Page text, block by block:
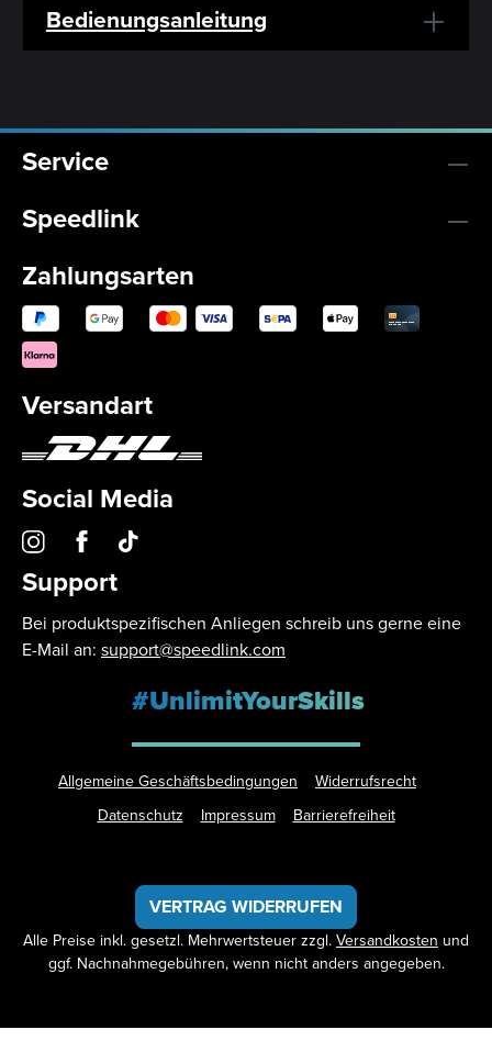
Bedienungsanleitung
Service
Speedlink
Zahlungsarten
Versandart
Social Media
Support
Bei produktspezifischen Anliegen schreib uns gerne eine
E-Mail an: support@speedlink.com
#UnlimitYourSkills
Allgemeine Geschäftsbedingungen
Widerrufsrecht
Datenschutz
Impressum Barrierefreiheit
VERTRAG WIDERRUFEN
Alle Preise inkl. gesetzl. Mehrwertsteuer zzgl.Versandkosten und
ggf. Nachnahmegebühren, wenn nicht anders angegeben.